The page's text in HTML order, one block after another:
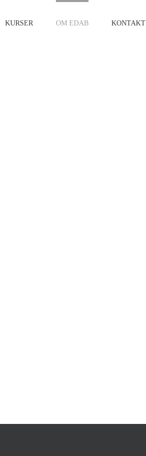
KURSER OM EDAB KONTAKT